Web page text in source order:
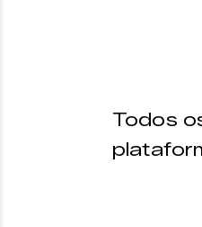
Todos